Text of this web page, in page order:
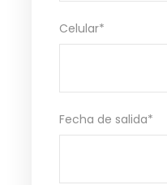
Celular*
Fecha de salida*